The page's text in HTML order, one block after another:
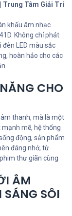
Trung Tâm Giải Trí
khấu âm nhạc
Không chỉ phát
LED màu sắc
hoàn hảo cho các
CHO
thanh, mà là một
mẽ, hệ thống
động, sản phẩm
đáng nhớ, từ
thư giãn cùng
ÂM
SÔI